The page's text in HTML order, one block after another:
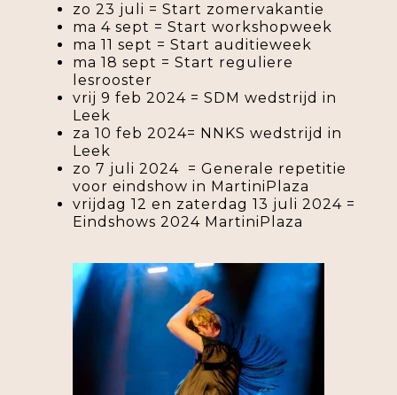
zo 23 juli = Start zomervakantie
ma 4 sept = Start workshopweek
ma 11 sept = Start auditieweek
ma 18 sept = Start reguliere
lesrooster
vrij 9 feb 2024 = SDM wedstrijd in
Leek
za 10 feb 2024= NNKS wedstrijd in
Leek
zo 7 juli 2024 = Generale repetitie
voor eindshow in MartiniPlaza
vrijdag 12 en zaterdag 13 juli 2024 =
Eindshows 2024 MartiniPlaza